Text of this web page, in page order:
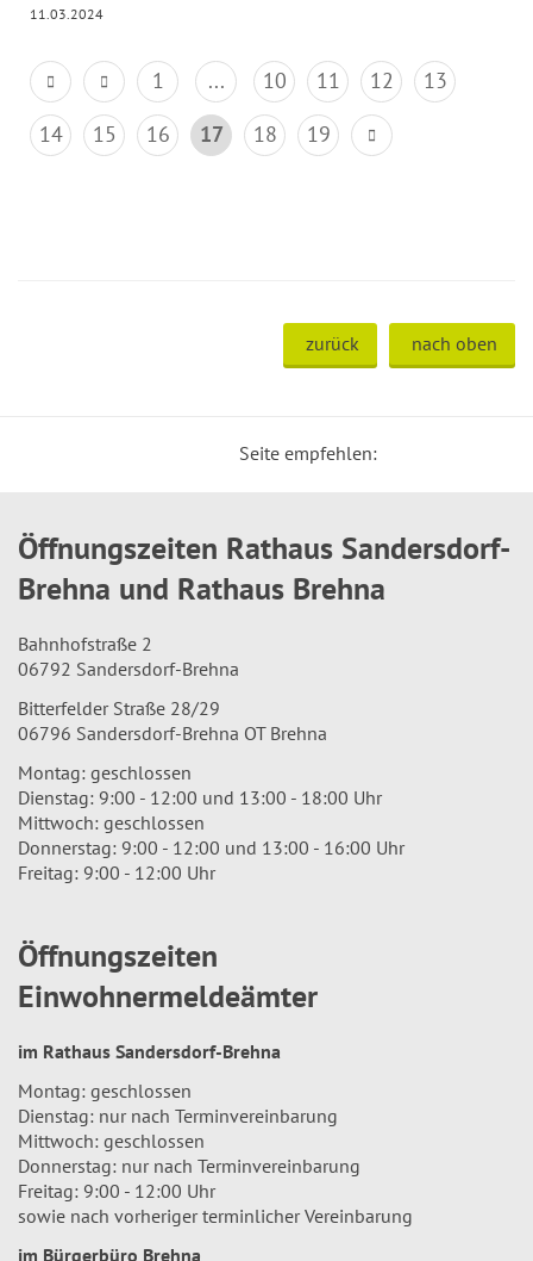
11.03.2024
1 ... 10 11 12
13
14
15 16 17 18 19
zurück nach oben
Seite empfehlen:
Öffnungszeiten Rathaus Sandersdorf-
Brehna und Rathaus Brehna
Bahnhofstraße 2
06792 Sandersdorf-Brehna
Bitterfelder Straße 28/29
06796 Sandersdorf-Brehna OT Brehna
Montag: geschlossen
Dienstag: 9:00 - 12:00 und 13:00 - 18:00 Uhr
Mittwoch: geschlossen
Donnerstag: 9:00 - 12:00 und 13:00 - 16:00 Uhr
Freitag: 9:00 - 12:00 Uhr
Öffnungszeiten
Einwohnermeldeämter
im Rathaus Sandersdorf-Brehna
Montag: geschlossen
Dienstag: nur nach Terminvereinbarung
Mittwoch: geschlossen
Donnerstag: nur nach Terminvereinbarung
Freitag: 9:00 - 12:00 Uhr
sowie nach vorheriger terminlicher Vereinbarung
im Bürgerbüro Brehna